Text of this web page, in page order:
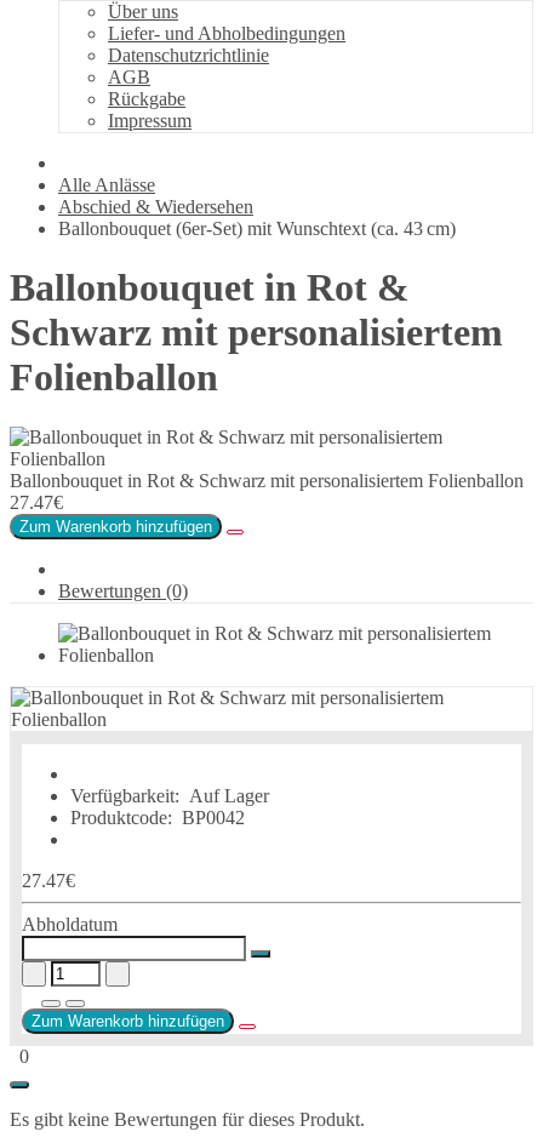
Über uns
Liefer- und Abholbedingungen
Datenschutzrichtlinie
AGB
Rückgabe
Impressum
Alle Anlässe
Abschied & Wiedersehen
Ballonbouquet (6er-Set) mit Wunschtext (ca. 43 cm)
Ballonbouquet in Rot &
Schwarz mit personalisiertem
Folienballon
Ballonbouquet in Rot & Schwarz mit personalisiertem Folienballon
27.47€
Zum Warenkorb hinzufügen
Bewertungen (0)
Verfügbarkeit: Auf Lager
Produktcode: BP0042
27.47€
Abholdatum
Zum Warenkorb hinzufügen
0
Es gibt keine Bewertungen für dieses Produkt.